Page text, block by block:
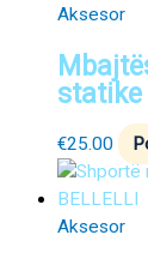
Aksesor
statike
€25.00
Aksesor